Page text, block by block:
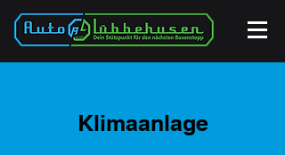
Klimaanlage